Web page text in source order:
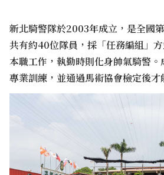
新北騎警隊於2003年成立，是全國
共有約40位隊員，採「任務編組」
本職工作，執勤時則化身帥氣騎警
專業訓練，並通過馬術協會檢定後才